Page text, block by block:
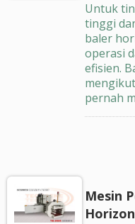
Untuk
tinggi
baler
operasi
efisien.
pernah
Mesin